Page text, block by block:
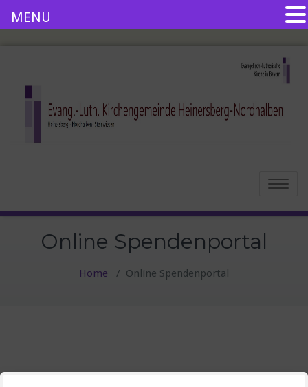
Toggle
Online Spendenportal
Home / Online Spendenportal
MENU